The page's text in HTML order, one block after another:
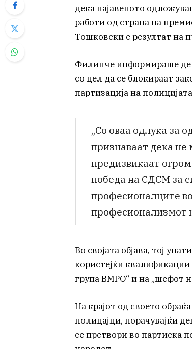
дека најавеното
работи од страна на
Тошковски е резултат на
Филипче информираше
со цел да се блокираат
партизација на
„Со оваа одлука за
признаваат дека не
предизвикаат
победа на СДСМ за
професионалците
професионализмот
Во својата објава, тој
користејќи
група ВМРО“ и на „шефот
На крајот од своето
полицајци, порачувајќи
се претвори во партиска